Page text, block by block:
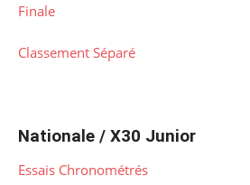
Finale
Classement Séparé
Nationale / X30 Junior
Essais Chronométrés